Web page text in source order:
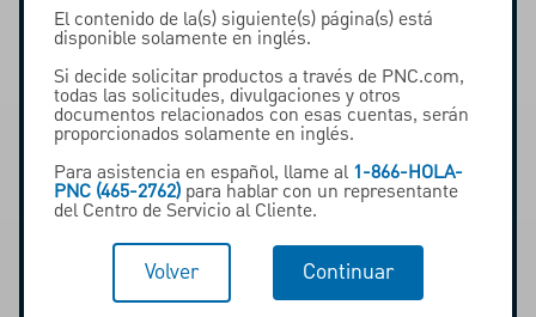
El contenido de la(s) siguiente(s) página(s) está
disponible solamente en inglés.
Si decide solicitar productos a través de PNC.com,
todas las solicitudes, divulgaciones y otros
documentos relacionados con esas cuentas, serán
proporcionados solamente en inglés.
Para asistencia en español, llame al 1-866-HOLA-
PNC (465-2762)para hablar con un representante
del Centro de Servicio al Cliente.
Volver Continuar